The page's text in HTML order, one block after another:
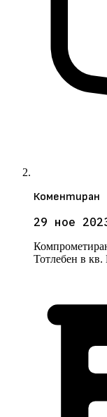
Коментиран
29 ное
Тотлебен в